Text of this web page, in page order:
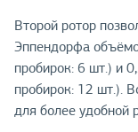
Второй ротор
Эппендорфа
пробирок: 6 шт.) и
пробирок: 12 шт.).
для более удобной